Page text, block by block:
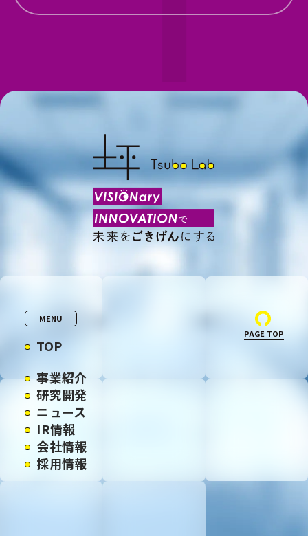
MENU
TOP
事業紹介
研究開発
ニュース
IR情報
会社情報
採用情報
PAGE TOP